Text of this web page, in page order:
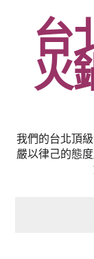
台
火
我們的台北頂
嚴以律己的態